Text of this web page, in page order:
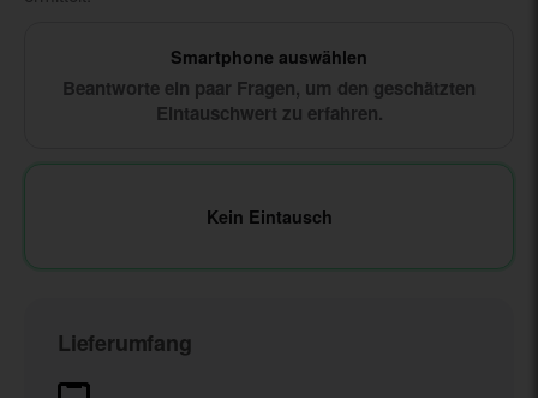
Smartphone auswählen
Beantworte ein paar Fragen, um den geschätzten
Eintauschwert zu erfahren.
Kein Eintausch
Lieferumfang